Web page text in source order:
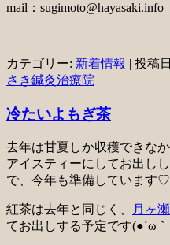
mail：sugimoto@hayasaki.info
カテゴリー: 新着情報 | 投稿
さき鍼灸治療院
冷たいよもぎ茶
去年は甘夏しか収穫できな
アイスティーにしてお出し
で、今年も準備しています♡
紅茶は去年と同じく、 月ヶ
てお出しする予定です(●´ω｀